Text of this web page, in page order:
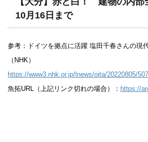
10月16日まで
参考：ドイツを拠点に活躍 塩田千春さんの現
（NHK）
https://www3.nhk.or.jp/lnews/oita/20220805/
魚拓URL（上記リンク切れの場合）： https://